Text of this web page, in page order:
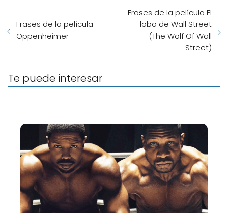
Frases de la película
Oppenheimer
Frases de la película El
lobo de Wall Street
(The Wolf Of Wall
Street)
Te puede interesar